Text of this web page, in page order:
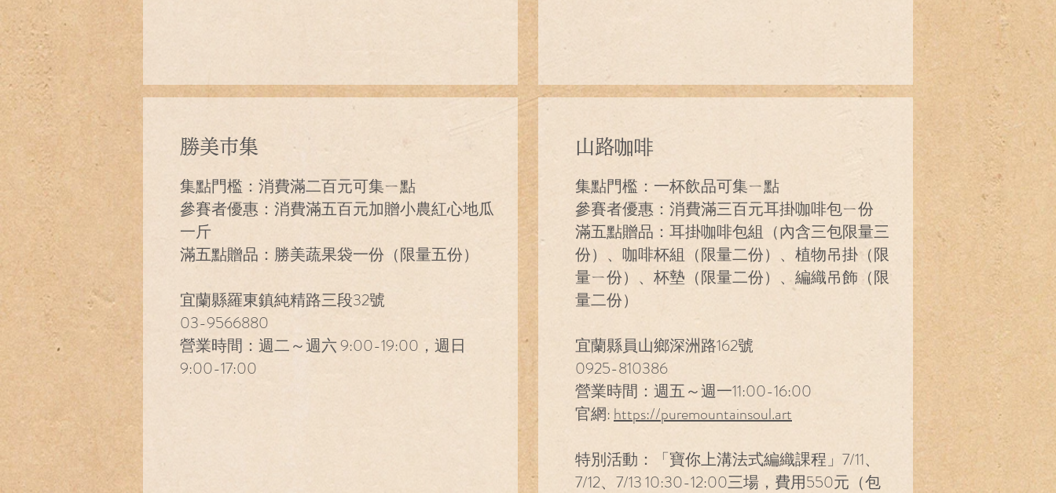
勝美市集
集點門檻：消費滿二百元可集ㄧ點
參賽者優惠：消費滿五百元加贈小農紅心地瓜
一斤
滿五點贈品：勝美蔬果袋一份（限量五份）
宜蘭縣羅東鎮純精路三段32號
03-9566880
營業時間：週二～週六 9:00-19:00，週日
9:00-17:00
山路咖啡
集點門檻：一杯飲品可集ㄧ點
參賽者優惠：消費滿三百元耳掛咖啡包ㄧ份
滿五點贈品：耳掛咖啡包組（內含三包限量三
份）、咖啡杯組（限量二份）、植物吊掛（限
量ㄧ份）、杯墊（限量二份）、編織吊飾（限
量二份）
宜蘭縣員山鄉深洲路162號
0925-810386
營業時間：週五～週一11:00-16:00
官網:https://puremountainsoul.art
特別活動：「寶你上溝法式編織課程」7/11、
7/12、7/13 10:30-12:00三場，費用550元（包